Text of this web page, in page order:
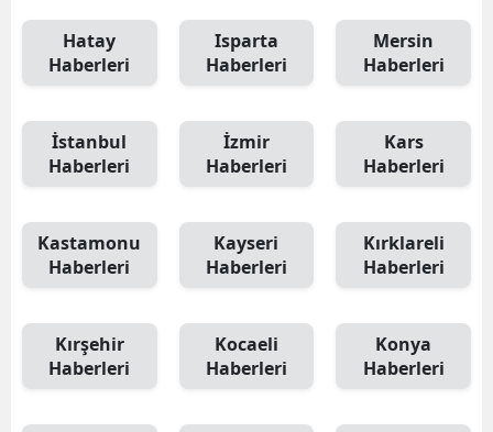
Hatay
Haberleri
Isparta
Haberleri
Mersin
Haberleri
İstanbul
Haberleri
İzmir
Haberleri
Kars
Haberleri
Kastamonu
Haberleri
Kayseri
Haberleri
Kırklareli
Haberleri
Kırşehir
Haberleri
Kocaeli
Haberleri
Konya
Haberleri